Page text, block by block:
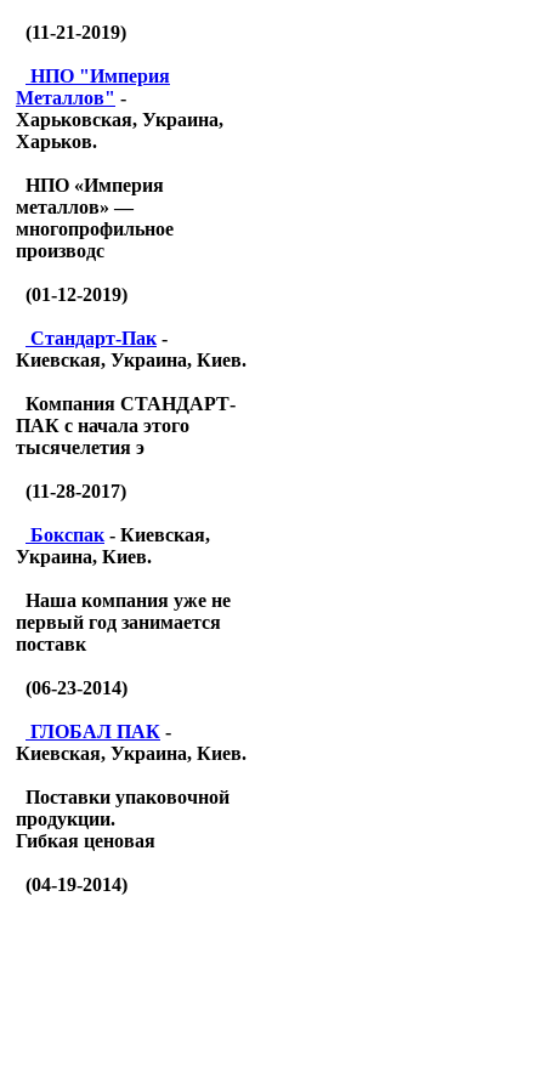
(11-21-2019)
НПО "Империя
Металлов" -
Харьковская, Украина,
Харьков.
НПО «Империя
металлов» —
многопрофильное
производс
(01-12-2019)
Стандарт-Пак -
Киевская, Украина, Киев.
Компания СТАНДАРТ-
ПАК с начала этого
тысячелетия э
(11-28-2017)
Бокспак - Киевская,
Украина, Киев.
Наша компания уже не
первый год занимается
поставк
(06-23-2014)
ГЛОБАЛ ПАК -
Киевская, Украина, Киев.
Поставки упаковочной
продукции.
Гибкая ценовая
(04-19-2014)